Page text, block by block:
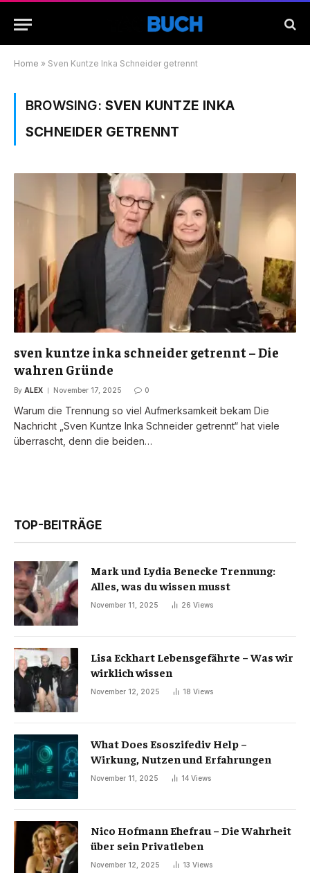
Home » Sven Kuntze Inka Schneider getrennt
BROWSING: SVEN KUNTZE INKA
SCHNEIDER GETRENNT
sven kuntze inka schneider getrennt – Die
wahren Gründe
By ALEX November 17, 2025 0
Warum die Trennung so viel Aufmerksamkeit bekam Die
Nachricht „Sven Kuntze Inka Schneider getrennt“ hat viele
überrascht, denn die beiden…
TOP-BEITRÄGE
Mark und Lydia Benecke Trennung:
Alles, was du wissen musst
November 11, 2025 26 Views
Lisa Eckhart Lebensgefährte – Was wir
wirklich wissen
November 12, 2025 18 Views
What Does Esoszifediv Help –
Wirkung, Nutzen und Erfahrungen
November 11, 2025 14 Views
Nico Hofmann Ehefrau – Die Wahrheit
über sein Privatleben
November 12, 2025 13 Views